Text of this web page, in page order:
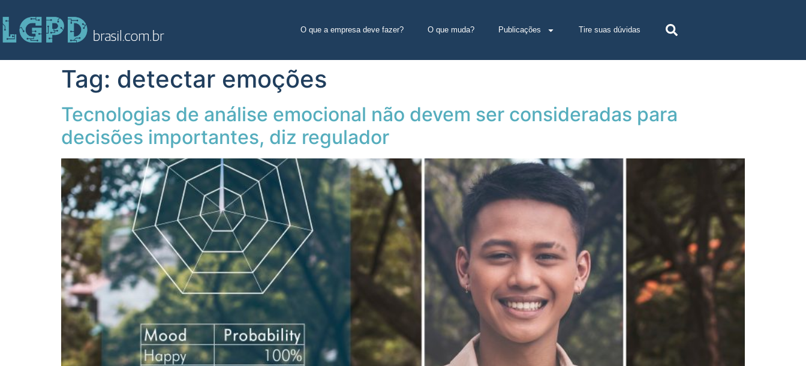
O que a empresa deve fazer? O que muda? Publicações Tire suas dúvidas
Tag: detectar emoções
Tecnologias de análise emocional não devem ser consideradas para
decisões importantes, diz regulador